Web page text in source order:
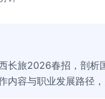
长旅2026春招，剖析
内容与职业发展路径